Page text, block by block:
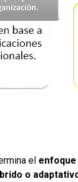
el
o